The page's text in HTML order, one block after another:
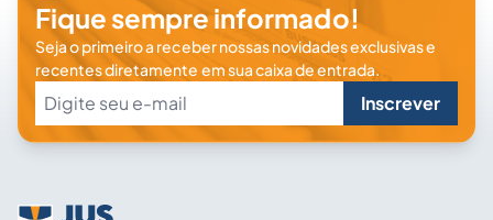
Fique sempre informado!
Seja o primeiro a receber nossas novidades exclusivas e
recentes diretamente em sua caixa de entrada.
Inscrever